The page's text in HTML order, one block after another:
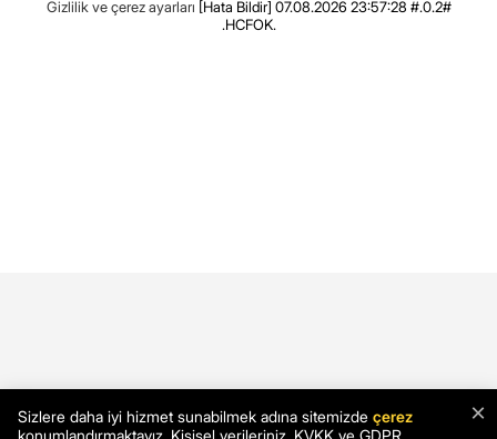
Gizlilik ve çerez ayarları [Hata Bildir] 07.08.2026 23:57:28 #.0.2#
.HCFOK.
×
Sizlere daha iyi hizmet sunabilmek adına sitemizde çerez
konumlandırmaktayız. Kişisel verileriniz, KVKK ve GDPR